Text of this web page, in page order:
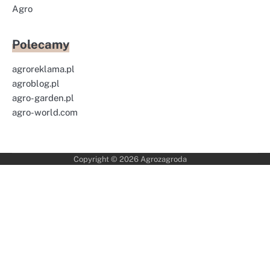
Agro
Polecamy
agroreklama.pl
agroblog.pl
agro-garden.pl
agro-world.com
Copyright © 2026 Agrozagroda